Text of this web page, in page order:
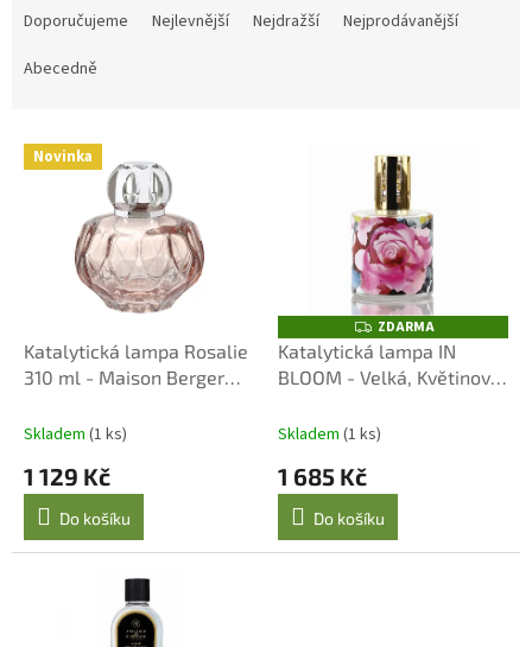
p
Doporučujeme Nejlevnější Nejdražší
Nejprodávanější
Abecedně
V Novinka
Katalytická lampa Rosalie
310 ml - Maison Berger
Skladem (1 ks)
1 129 Kč
Do košíku
Z
D
A
R
ZDARMA
Katalytická lampa IN
BLOOM - Velká, Květinový
Skladem (1 ks)
1 685 Kč
Do košíku